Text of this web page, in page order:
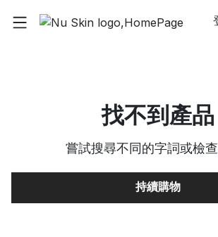
找不到產品
嘗試搜尋不同的字詞或檢
持續購物